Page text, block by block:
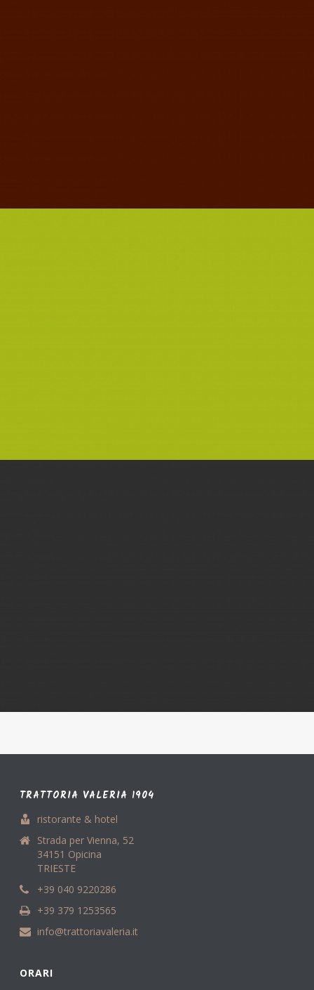
TRATTORIA VALERIA 1904
ristorante & hotel
Strada per Vienna, 52
34151 Opicina
TRIESTE
+39 040 9220286
+39 379 1253565
info@trattoriavaleria.it
ORARI